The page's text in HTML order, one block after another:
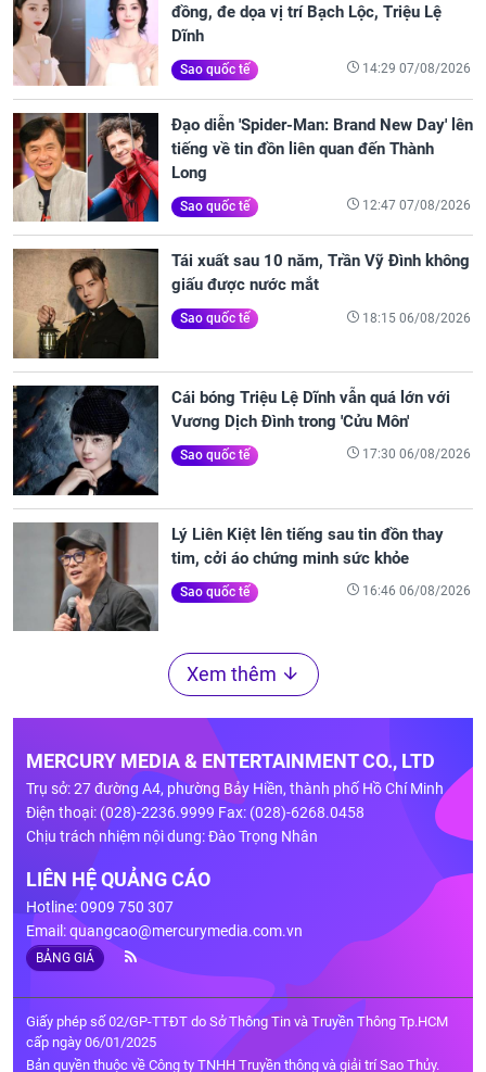
đồng, đe dọa vị trí Bạch Lộc, Triệu Lệ
Dĩnh
Sao quốc tế 14:29 07/08/2026
Đạo diễn 'Spider-Man: Brand New Day' lên
tiếng về tin đồn liên quan đến Thành
Long
Sao quốc tế 12:47 07/08/2026
Tái xuất sau 10 năm, Trần Vỹ Đình không
giấu được nước mắt
Sao quốc tế 18:15 06/08/2026
Cái bóng Triệu Lệ Dĩnh vẫn quá lớn với
Vương Dịch Đình trong 'Cửu Môn'
Sao quốc tế 17:30 06/08/2026
Lý Liên Kiệt lên tiếng sau tin đồn thay
tim, cởi áo chứng minh sức khỏe
Sao quốc tế 16:46 06/08/2026
Xem thêm
MERCURY MEDIA & ENTERTAINMENT CO., LTD
Trụ sở: 27 đường A4, phường Bảy Hiền, thành phố Hồ Chí Minh
Điện thoại: (028)-2236.9999 Fax: (028)-6268.0458
Chịu trách nhiệm nội dung: Đào Trọng Nhân
LIÊN HỆ QUẢNG CÁO
Hotline: 0909 750 307
Email:quangcao@mercurymedia.com.vn
BẢNG GIÁ
Giấy phép số 02/GP-TTĐT do Sở Thông Tin và Truyền Thông Tp.HCM
cấp ngày 06/01/2025
Bản quyền thuộc về Công ty TNHH Truyền thông và giải trí Sao Thủy.